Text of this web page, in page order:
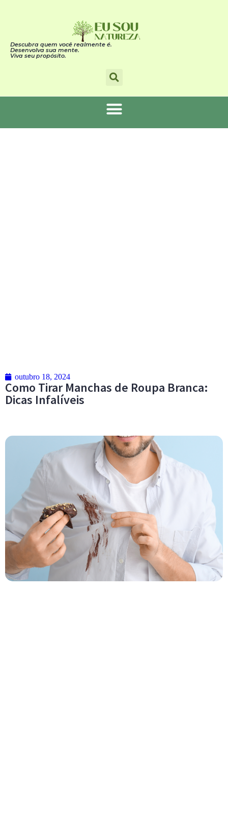
Descubra quem você realmente é.
Desenvolva sua mente.
Viva seu propósito.
outubro 18, 2024
Como Tirar Manchas de Roupa Branca:
Dicas Infalíveis